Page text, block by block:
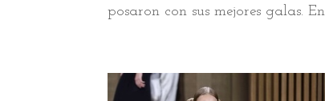
posaron con sus mejores galas.